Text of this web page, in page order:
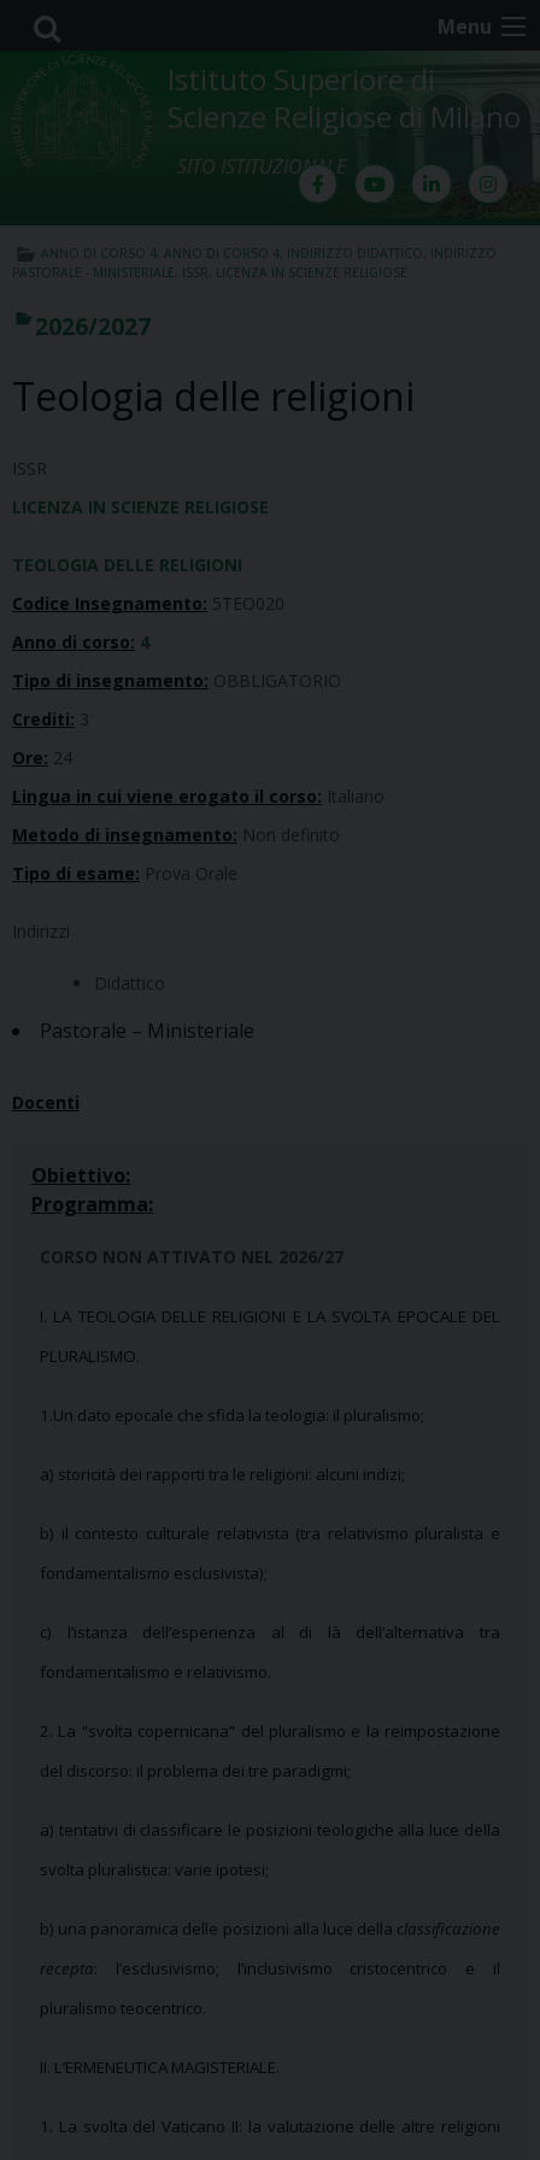
Skip
content
Menu
Istituto Superiore di
Scienze Religiose di Milano
SITO ISTITUZIONALE
ANNO DI CORSO 4 ANNO DI CORSO 4 INDIRIZZO DIDATTICO INDIRIZZO
PASTORALE - MINISTERIALE ISSR LICENZA IN SCIENZE RELIGIOSE
2026/2027
Teologia delle religioni
ISSR
LICENZA IN SCIENZE RELIGIOSE
TEOLOGIA DELLE RELIGIONI
Codice Insegnamento: 5TEO020
Anno di corso: 4
Tipo di insegnamento: OBBLIGATORIO
Crediti: 3
Ore: 24
Lingua in cui viene erogato il corso: Italiano
Metodo di insegnamento: Non definito
Tipo di esame: Prova Orale
Indirizzi
Didattico
Pastorale – Ministeriale
Docenti
Obiettivo:
Programma:
CORSO NON ATTIVATO NEL 2026/27
I. LA TEOLOGIA DELLE RELIGIONI E LA SVOLTA EPOCALE DEL
PLURALISMO.
1.Un dato epocale che sfida la teologia: il pluralismo;
a) storicità dei rapporti tra le religioni: alcuni indizi;
b) il contesto culturale relativista (tra relativismo pluralista e
fondamentalismo esclusivista);
c) l’istanza dell’esperienza al di là dell’alternativa tra
fondamentalismo e relativismo.
2. La “svolta copernicana” del pluralismo e la reimpostazione
del discorso: il problema dei tre paradigmi;
a) tentativi di classificare le posizioni teologiche alla luce della
svolta pluralistica: varie ipotesi;
b) una panoramica delle posizioni alla luce della classificazione
recepta: l’esclusivismo; l’inclusivismo cristocentrico e il
pluralismo teocentrico.
II. L’ERMENEUTICA MAGISTERIALE.
1. La svolta del Vaticano II: la valutazione delle altre religioni